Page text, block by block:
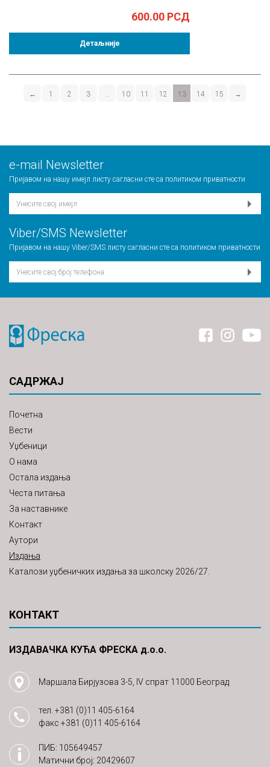
600.00 РСД
Детаљније
← 1 2 3 10 11 12 13 14 15 →
е-mail Newsletter
Пријавом на нашу имејл листу сагласни сте са политиком приватности
Viber/SMS Newsletter
Пријавом на нашу Viber/SMS листу сагласни сте са политиком приватности
САДРЖАЈ
Почетна
Вести
Уџбеници
О нама
Остала издања
Честа питања
За наставнике
Контакт
Аутори
Издања
Каталози уџбеничких издања за школску 2026/27.
КОНТАКТ
ИЗДАВАЧКА КУЋА ФРЕСКА д.о.о.
Маршала Бирјузова 3-5, IV спрат 11000 Београд
тел. +381 (0)11 405-6164
факс +381 (0)11 405-6164
ПИБ: 105649457
Матични број: 20429607